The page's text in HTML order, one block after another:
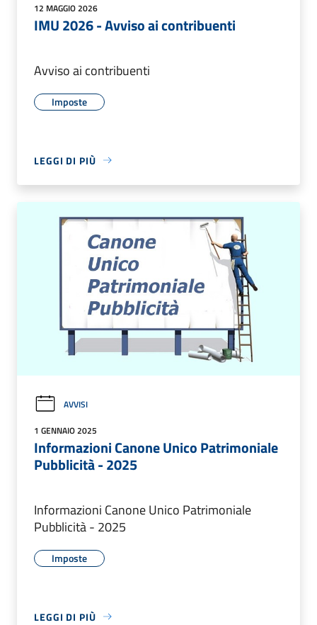
12 MAGGIO 2026
IMU 2026 - Avviso ai contribuenti
Avviso ai contribuenti
Imposte
LEGGI DI PIÙ
AVVISI
1 GENNAIO 2025
Informazioni Canone Unico Patrimoniale
Pubblicità - 2025
Informazioni Canone Unico Patrimoniale
Pubblicità - 2025
Imposte
LEGGI DI PIÙ